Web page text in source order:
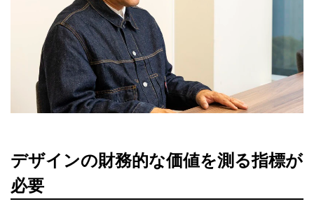
デザインの財務的な価値を測る指標が
必要